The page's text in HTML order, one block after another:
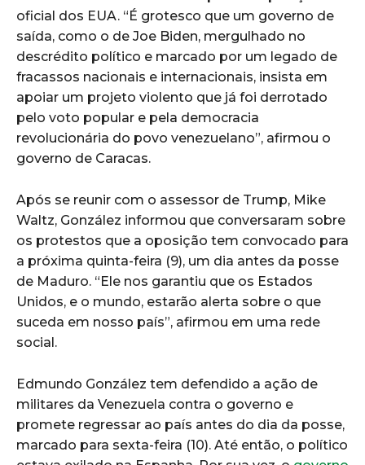
oficial dos EUA. “É grotesco que um governo de
saída, como o de Joe Biden, mergulhado no
descrédito político e marcado por um legado de
fracassos nacionais e internacionais, insista em
apoiar um projeto violento que já foi derrotado
pelo voto popular e pela democracia
revolucionária do povo venezuelano”, afirmou o
governo de Caracas.
Após se reunir com o assessor de Trump, Mike
Waltz, González informou que conversaram sobre
os protestos que a oposição tem convocado para
a próxima quinta-feira (9), um dia antes da posse
de Maduro. “Ele nos garantiu que os Estados
Unidos, e o mundo, estarão alerta sobre o que
suceda em nosso país”, afirmou em uma rede
social.
Edmundo González tem defendido a ação de
militares da Venezuela contra o governo e
promete regressar ao país antes do dia da posse,
marcado para sexta-feira (10). Até então, o político